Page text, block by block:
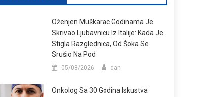
Oženjen Muškarac Godinama Je
Skrivao Ljubavnicu Iz Italije: Kada Je
Stigla Razglednica, Od Šoka Se
Srušio Na Pod
05/08/2026 dan
Onkolog Sa 30 Godina Iskustva